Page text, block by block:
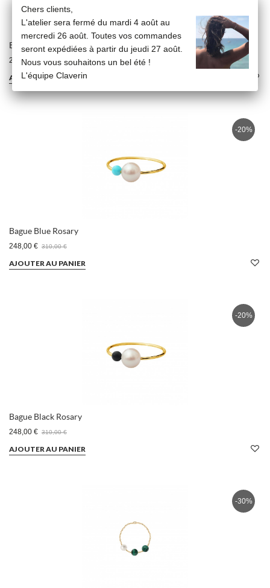
Bague Blue Rosary
256,00 € 320,00 €
AJOUTER AU PANIER
Bague Blue Rosary
248,00 € 310,00 €
-20%
AJOUTER AU PANIER
Bague Black Rosary
248,00 € 310,00 €
-20%
AJOUTER AU PANIER
-30%
Chers clients,
L'atelier sera fermé du mardi 4 août au
mercredi 26 août. Toutes vos commandes
seront expédiées à partir du jeudi 27 août.
Nous vous souhaitons un bel été !
L'équipe Claverin